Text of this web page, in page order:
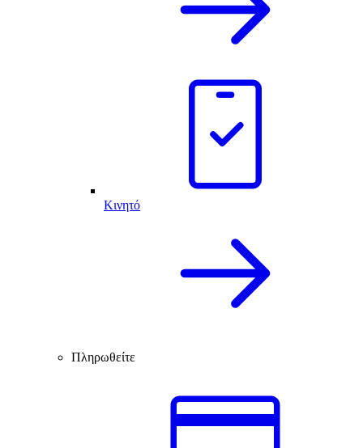
Κινητό
Πληρωθείτε